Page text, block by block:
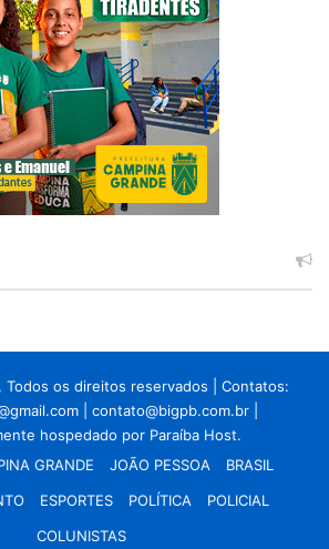
os direitos reservados | Contatos:
contato@bigpb.com.br
hospedado por Paraíba Host.
GRANDE JOÃO PESSOA
BRASIL
ESPORTES POLÍTICA
POLICIAL
COLUNISTAS